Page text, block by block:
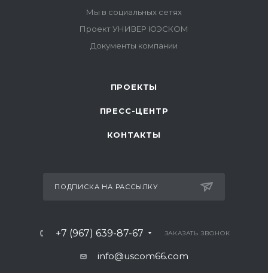
ПРОЕКТЫ
ПРЕСС-ЦЕНТР
КОНТАКТЫ
ПОДПИСКА НА РАССЫЛКУ
+7 (967) 639-87-67 ЗАКАЗАТЬ ЗВОНОК
info@uscom66.com